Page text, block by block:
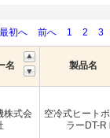
最初へ
前へ 1 2 3
名 製品名
株式会
空冷式ヒート
ラーDT-